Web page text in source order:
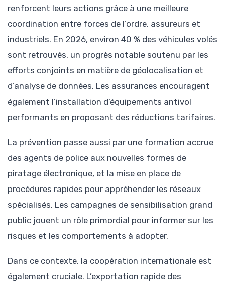
renforcent leurs actions grâce à une meilleure
coordination entre forces de l’ordre, assureurs et
industriels. En 2026, environ 40 % des véhicules volés
sont retrouvés, un progrès notable soutenu par les
efforts conjoints en matière de géolocalisation et
d’analyse de données. Les assurances encouragent
également l’installation d’équipements antivol
performants en proposant des réductions tarifaires.
La prévention passe aussi par une formation accrue
des agents de police aux nouvelles formes de
piratage électronique, et la mise en place de
procédures rapides pour appréhender les réseaux
spécialisés. Les campagnes de sensibilisation grand
public jouent un rôle primordial pour informer sur les
risques et les comportements à adopter.
Dans ce contexte, la coopération internationale est
également cruciale. L’exportation rapide des